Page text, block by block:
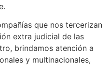
que nos tercerizan
extra judicial de las
brindamos atención a
y multinacionales,